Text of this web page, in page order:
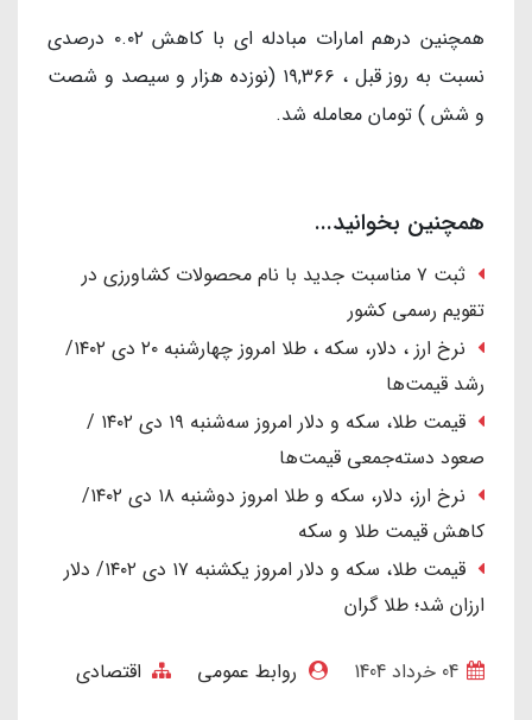
همچنین درهم امارات مبادله ای با کاهش ۰.۰۲ درصدی
نسبت به روز قبل ، ۱۹,۳۶۶ (نوزده هزار و سیصد و شصت
و شش ) تومان معامله شد.
همچنین بخوانید...
ثبت ۷ مناسبت جدید با نام محصولات کشاورزی در
تقویم رسمی کشور
نرخ ارز ، دلار، سکه ، طلا امروز چهارشنبه ۲۰ دی ۱۴۰۲/
رشد قیمت‌ها
قیمت طلا، سکه و دلار امروز سه‌شنبه ۱۹ دی ۱۴۰۲ /
صعود دسته‌جمعی قیمت‌ها
نرخ ارز، دلار، سکه و طلا امروز دوشنبه ۱۸ دی ۱۴۰۲/
کاهش قیمت طلا و سکه
قیمت طلا، سکه و دلار امروز یکشنبه ۱۷ دی ۱۴۰۲/ دلار
ارزان شد؛ طلا گران
روابط عمومی اقتصادی